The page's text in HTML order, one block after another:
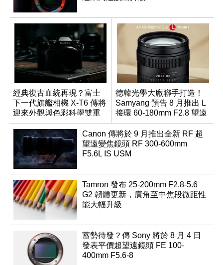
經典復古血統再現？富士
下一代旗艦相機 X-T6 傳將
迎來外觀與色彩科學雙重
優化
德韓光學大廠聯手打造！
Samyang 預告 8 月推出 L
接環 60-180mm F2.8 望遠
變焦鏡
Canon 傳將於 9 月推出全新 RF 超
望遠變焦鏡頭 RF 300-600mm
F5.6L IS USM
Tamron 發布 25-200mm F2.8-5.6
G2 韌體更新，廣角至中焦段微距性
能大幅升級
蓄勢待發？傳 Sony 將於 8 月 4 日
發表平價超望遠鏡頭 FE 100-
400mm F5.6-8